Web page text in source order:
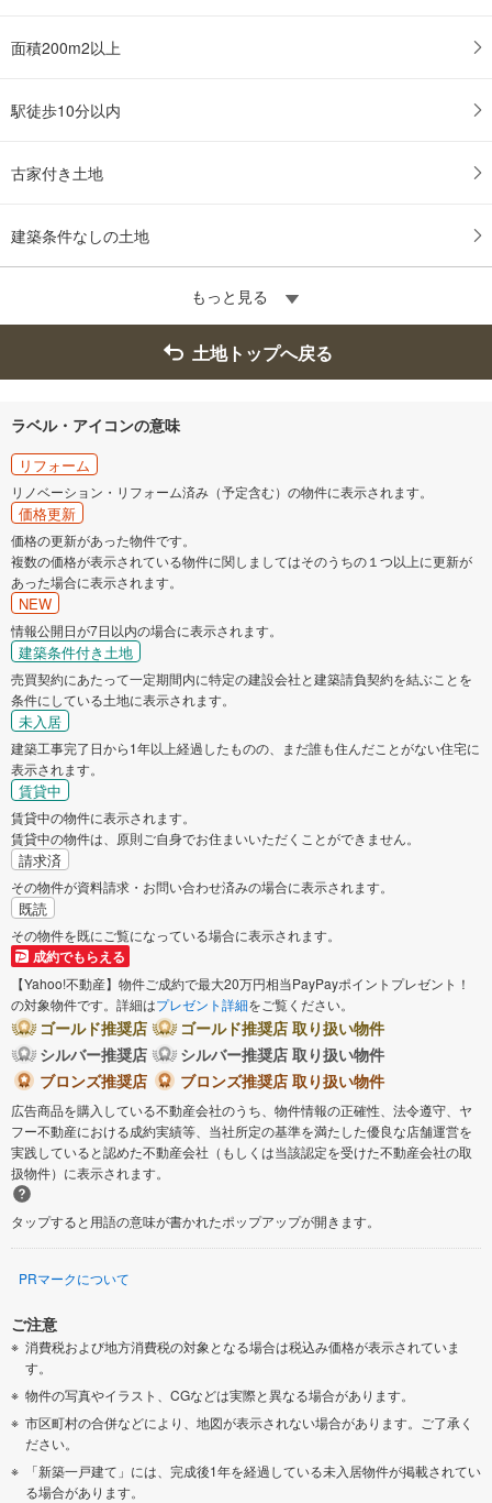
面積200m2以上
駅徒歩10分以内
古家付き土地
建築条件なしの土地
もっと見る
土地トップへ戻る
ラベル・アイコンの意味
リフォーム
リノベーション・リフォーム済み（予定含む）の物件に表示されます。
価格更新
価格の更新があった物件です。
複数の価格が表示されている物件に関しましてはそのうちの１つ以上に更新が
あった場合に表示されます。
NEW
情報公開日が7日以内の場合に表示されます。
建築条件付き土地
売買契約にあたって一定期間内に特定の建設会社と建築請負契約を結ぶことを
条件にしている土地に表示されます。
未入居
建築工事完了日から1年以上経過したものの、まだ誰も住んだことがない住宅に
表示されます。
賃貸中
賃貸中の物件に表示されます。
賃貸中の物件は、原則ご自身でお住まいいただくことができません。
請求済
その物件が資料請求・お問い合わせ済みの場合に表示されます。
既読
その物件を既にご覧になっている場合に表示されます。
成約でもらえる
【Yahoo!不動産】物件ご成約で最大20万円相当PayPayポイントプレゼント！
の対象物件です。詳細はプレゼント詳細をご覧ください。
ゴールド推奨店
ゴールド推奨店 取り扱い物件
シルバー推奨店
シルバー推奨店 取り扱い物件
ブロンズ推奨店
ブロンズ推奨店 取り扱い物件
広告商品を購入している不動産会社のうち、物件情報の正確性、法令遵守、ヤ
フー不動産における成約実績等、当社所定の基準を満たした優良な店舗運営を
実践していると認めた不動産会社（もしくは当該認定を受けた不動産会社の取
扱物件）に表示されます。
タップすると用語の意味が書かれたポップアップが開きます。
PRマークについて
ご注意
消費税および地方消費税の対象となる場合は税込み価格が表示されていま
す。
物件の写真やイラスト、CGなどは実際と異なる場合があります。
市区町村の合併などにより、地図が表示されない場合があります。ご了承く
ださい。
「新築一戸建て」には、完成後1年を経過している未入居物件が掲載されてい
る場合があります。